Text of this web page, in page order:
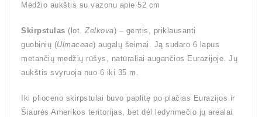
Medžio aukštis su vazonu apie 52 cm
Skirpstulas (lot. Zelkova) – gentis, priklausanti
guobinių (Ulmaceae) augalų šeimai. Ją sudaro 6 lapus
metančių medžių rūšys, natūraliai augančios Eurazijoje. Jų
aukštis svyruoja nuo 6 iki 35 m.
Iki plioceno skirpstulai buvo paplitę po plačias Eurazijos ir
Šiaurės Amerikos teritorijas, bet dėl ledynmečio jų arealai